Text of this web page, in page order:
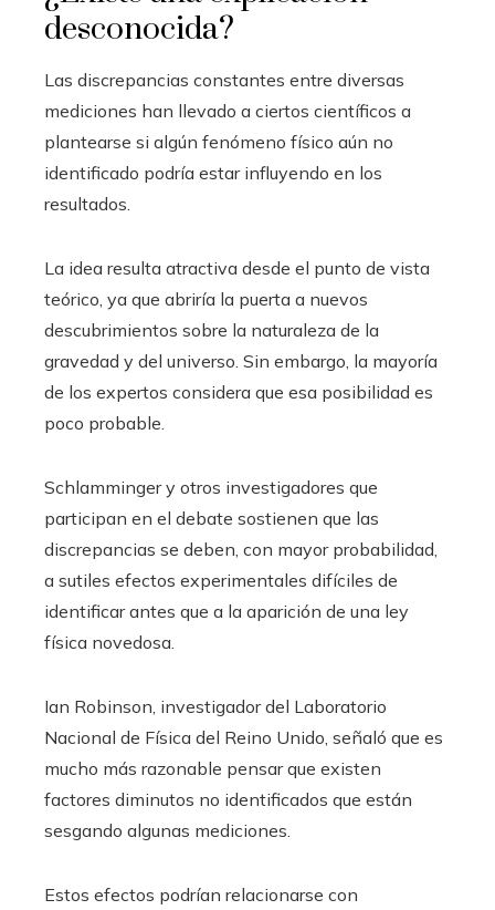
desconocida?
Las discrepancias constantes entre diversas
mediciones han llevado a ciertos científicos a
plantearse si algún fenómeno físico aún no
identificado podría estar influyendo en los
resultados.
La idea resulta atractiva desde el punto de vista
teórico, ya que abriría la puerta a nuevos
descubrimientos sobre la naturaleza de la
gravedad y del universo. Sin embargo, la mayoría
de los expertos considera que esa posibilidad es
poco probable.
Schlamminger y otros investigadores que
participan en el debate sostienen que las
discrepancias se deben, con mayor probabilidad,
a sutiles efectos experimentales difíciles de
identificar antes que a la aparición de una ley
física novedosa.
Ian Robinson, investigador del Laboratorio
Nacional de Física del Reino Unido, señaló que es
mucho más razonable pensar que existen
factores diminutos no identificados que están
sesgando algunas mediciones.
Estos efectos podrían relacionarse con